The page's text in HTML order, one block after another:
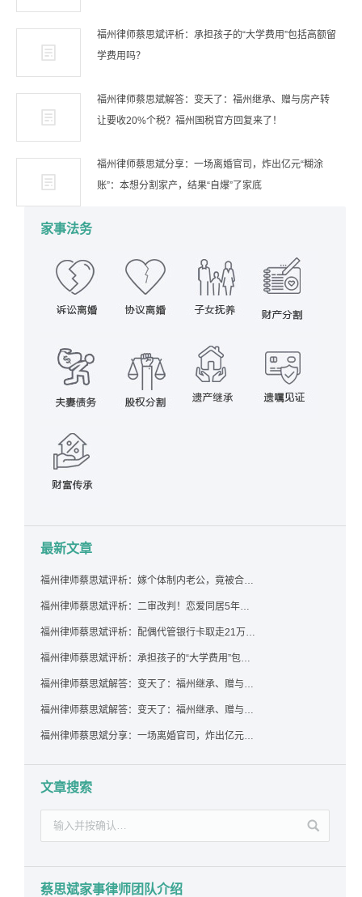
福州律师蔡思斌评析：承担孩子的“大学费用”包括高额留
学费用吗？
福州律师蔡思斌解答：变天了：福州继承、赠与房产转
让要收20%个税？福州国税官方回复来了！
福州律师蔡思斌分享：一场离婚官司，炸出亿元“糊涂
账”：本想分割家产，结果“自爆”了家底
家事法务
最新文章
福州律师蔡思斌评析：嫁个体制内老公，竟被合伙设局背上近百万债务，婚前不查征信真要命！
福州律师蔡思斌评析：二审改判！恋爱同居5年为女友买车，分手后能要回吗？
福州律师蔡思斌评析：配偶代管银行卡取走21万，离婚后这笔钱还要得回来吗？
福州律师蔡思斌评析：承担孩子的“大学费用”包括高额留学费用吗？
福州律师蔡思斌解答：变天了：福州继承、赠与房产转让要收20%个税？福州国税官方回复来了！
福州律师蔡思斌解答：变天了：福州继承、赠与房产转让要收20%个税？福州国税官方回答来了！
福州律师蔡思斌分享：一场离婚官司，炸出亿元“糊涂账”：本想分割家产，结果“自爆”了家底
文章搜索
蔡思斌家事律师团队介绍